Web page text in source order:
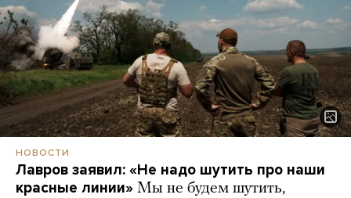
НОВОСТИ
Лавров заявил: «Не надо шутить про наши
красные линии» Мы не будем шутить,